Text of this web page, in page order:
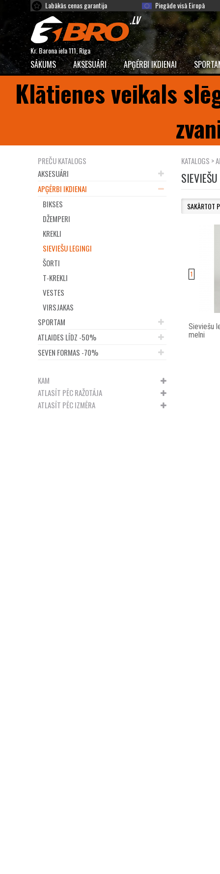
Labākās cenas garantija Piegāde visā Eiropā
Kr. Barona iela 111, Rīga
SĀKUMS AKSESUĀRI APĢĒRBI IKDIENAI
Klātienes veikals
PREČU KATALOGS
AKSESUĀRI
APĢĒRBI IKDIENAI
BIKSES
DŽEMPERI
KREKLI
SIEVIEŠU LEGINGI
ŠORTI
T-KREKLI
VESTES
VIRSJAKAS
SPORTAM
ATLAIDES LĪDZ -50%
SEVEN FORMAS -70%
KAM
ATLASĪT PĒC RAŽOTĀJA
ATLASĪT PĒC IZMĒRA
KATALOGS >
1
Sieviešu
melni